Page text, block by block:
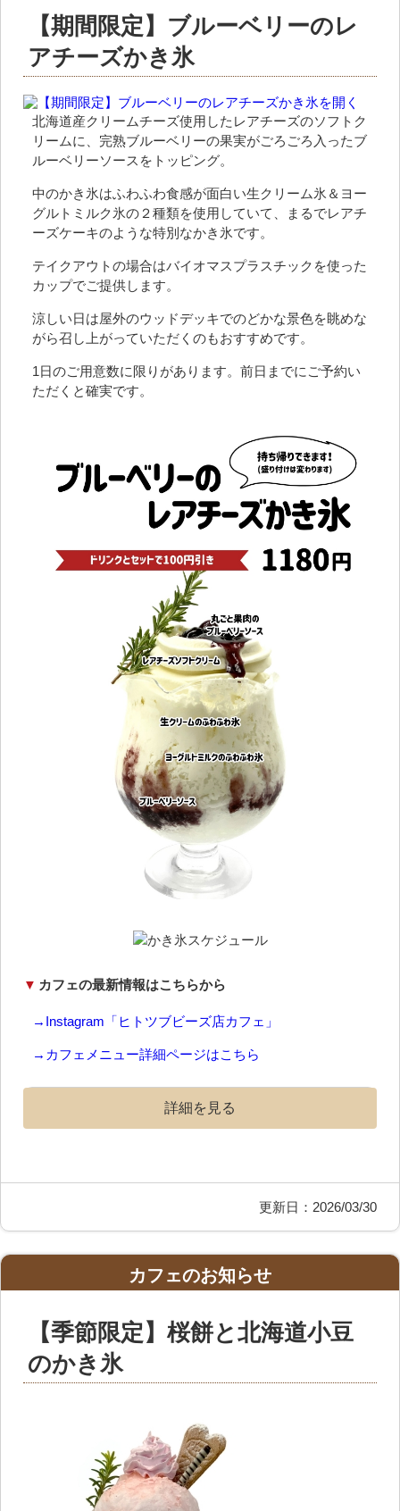
【期間限定】ブルーベリーのレ
アチーズかき氷
北海道産クリームチーズ使用したレアチーズのソフトク
リームに、完熟ブルーベリーの果実がごろごろ入ったブ
ルーベリーソースをトッピング。
中のかき氷はふわふわ食感が面白い生クリーム氷＆ヨー
グルトミルク氷の２種類を使用していて、まるでレアチ
ーズケーキのような特別なかき氷です。
テイクアウトの場合はバイオマスプラスチックを使った
カップでご提供します。
涼しい日は屋外のウッドデッキでのどかな景色を眺めな
がら召し上がっていただくのもおすすめです。
1日のご用意数に限りがあります。前日までにご予約い
ただくと確実です。
▼ カフェの最新情報はこちらから
→Instagram「ヒトツブビーズ店カフェ」
→カフェメニュー詳細ページはこちら
詳細を見る
更新日：2026/03/30
カフェのお知らせ
【季節限定】桜餅と北海道小豆
のかき氷